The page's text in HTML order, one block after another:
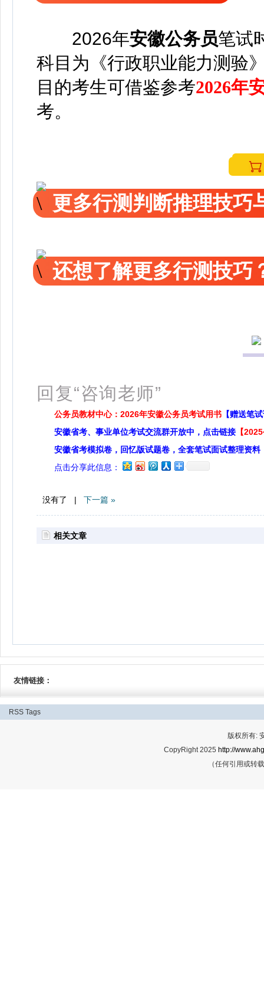
2026年安徽公务员笔试
科目为《行政职业能力测验
目的考生可借鉴参考2026年
考。
更多行测判断推理技巧
还想了解更多行测技巧
回复“咨询老师”
公务员教材中心：2026年安徽公务员考试用书 【赠送笔
安徽省考、事业单位考试交流群开放中，点击链接 【
安徽省考模拟卷，回忆版试题卷，全套笔试面试整理资料
点击分享此信息：
没有了 | 下一篇 »
相关文章
友情链接：
RSS Tags
版权所有:
CopyRight 2025 http://
（任何引用或转